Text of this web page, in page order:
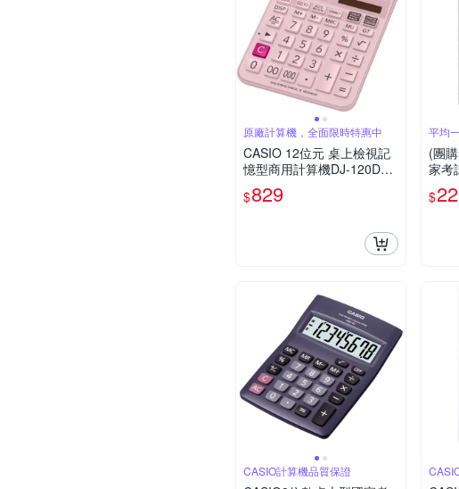
原廠計算機，全面限時特惠中
CASIO 12位元 桌上檢視記
憶型商用計算機DJ-120DPL
US-PK(粉色)
$829
平均
(團
家考
機-
$
CASIO計算機品質保證